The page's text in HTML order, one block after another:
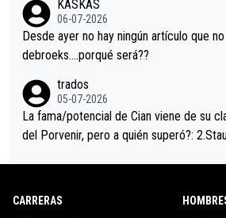
eta, a ver si por querer poner a Del Toro
ción de podio UAE y Pojacar se van
KASKAS
06-07-2026
Desde ayer no hay ningún artículo que no se
debroeks….porqué será??
trados
05-07-2026
La fama/potencial de Cian viene de su
del Porvenir, pero a quién superó?:
8.Lenny Martinez (Bahrein), 9. Van Belle
CARRERAS